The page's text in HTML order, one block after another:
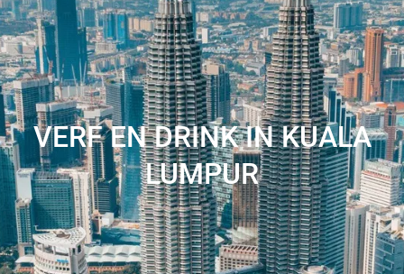
VERF EN DRINK IN KUALA
LUMPUR